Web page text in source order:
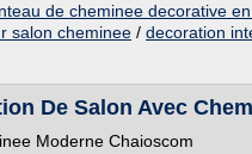
de cheminee decorative
salon cheminee / decoration
De Salon Avec
Moderne Chaioscom